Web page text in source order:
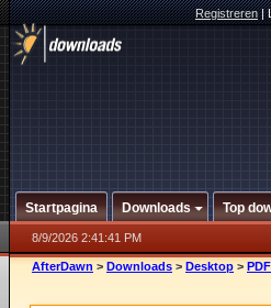
Registreren|
Startpagina Downloads Top
8/9/2026 2:41:41 PM
AfterDawn > Downloads > Desktop >